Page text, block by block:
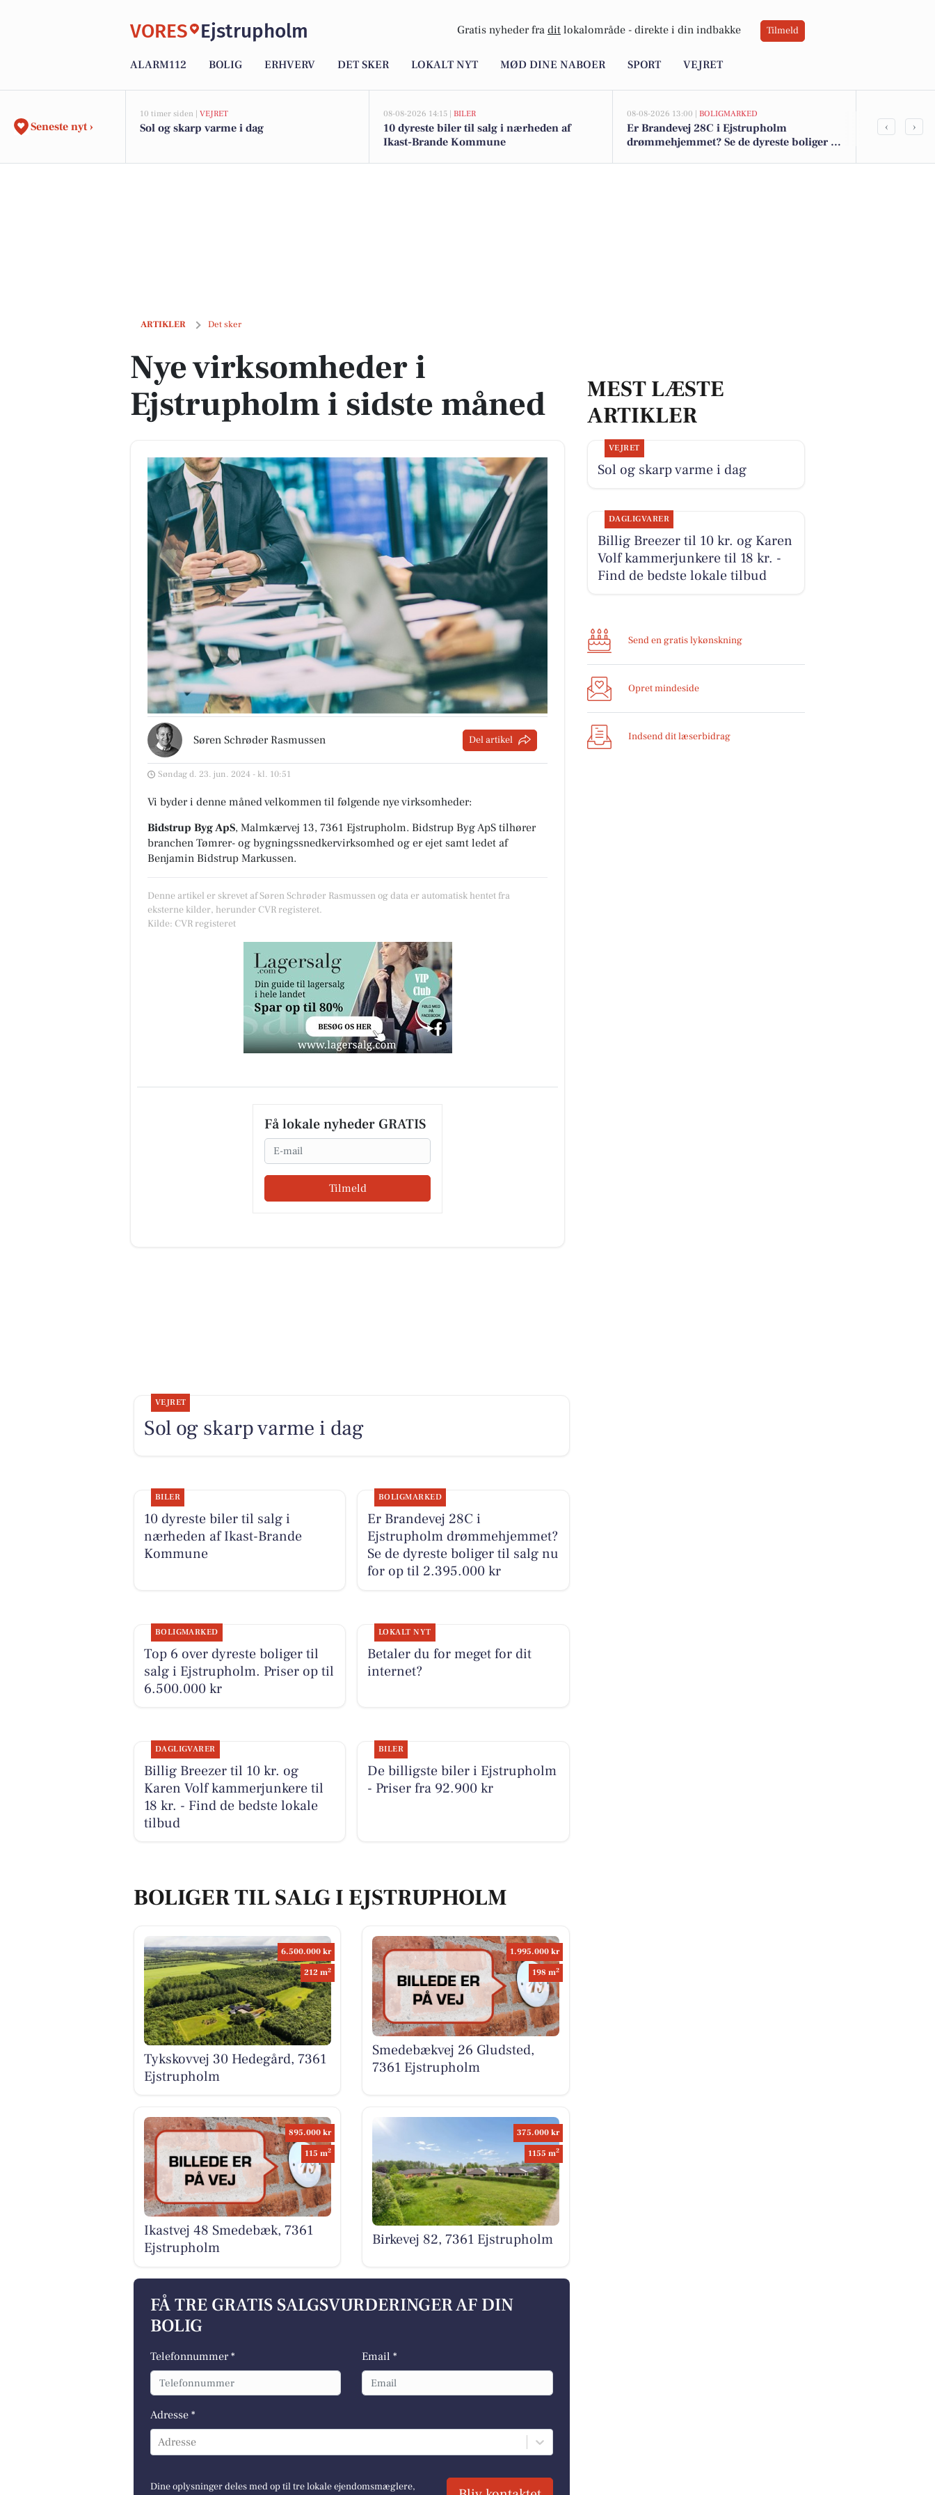
VORES Ejstrupholm Gratis nyheder fra dit lokalområde - direkte i din indbakke Tilmeld
ALARM112 BOLIG ERHVERV DET SKER LOKALT NYT MØD DINE NABOER SPORT VEJRET
Seneste nyt ›
10 timer siden | VEJRET
Sol og skarp varme i dag
08-08-2026 14:15 | BILER
10 dyreste biler til salg i nærheden af
Ikast-Brande Kommune
08-08-2026 13:00 | BOLIGMARKED
Er Brandevej 28C i Ejstrupholm
drømmehjemmet? Se de dyreste boliger til
Top 6 over
‹ ›
ARTIKLER Det sker
Nye virksomheder i Ejstrupholm i sidste måned
Nye virksomheder i
Ejstrupholm i sidste måned
Søren Schrøder Rasmussen Del artikel
Søndag d. 23. jun. 2024 - kl. 10:51
Vi byder i denne måned velkommen til følgende nye virksomheder:
Bidstrup Byg ApS, Malmkærvej 13, 7361 Ejstrupholm. Bidstrup Byg ApS tilhører
branchen Tømrer- og bygningssnedkervirksomhed og er ejet samt ledet af
Benjamin Bidstrup Markussen.
Denne artikel er skrevet af Søren Schrøder Rasmussen og data er automatisk hentet fra
eksterne kilder, herunder CVR registeret.
Kilde: CVR registeret
Få lokale nyheder GRATIS
Email
Tilmeld
MEST LÆSTE
ARTIKLER
VEJRET
Sol og skarp varme i dag
DAGLIGVARER
Billig Breezer til 10 kr. og Karen
Volf kammerjunkere til 18 kr. -
Find de bedste lokale tilbud
Send en gratis lykønskning
Opret mindeside
Indsend dit læserbidrag
VEJRET
Sol og skarp varme i dag
BILER
10 dyreste biler til salg i
nærheden af Ikast-Brande
Kommune
BOLIGMARKED
Er Brandevej 28C i
Ejstrupholm drømmehjemmet?
Se de dyreste boliger til salg nu
for op til 2.395.000 kr
BOLIGMARKED
Top 6 over dyreste boliger til
salg i Ejstrupholm. Priser op til
6.500.000 kr
LOKALT NYT
Betaler du for meget for dit
internet?
DAGLIGVARER
Billig Breezer til 10 kr. og
Karen Volf kammerjunkere til
18 kr. - Find de bedste lokale
tilbud
BILER
De billigste biler i Ejstrupholm
- Priser fra 92.900 kr
BOLIGER TIL SALG I EJSTRUPHOLM
6.500.000 kr
212 m2
Tykskovvej 30 Hedegård, 7361
Ejstrupholm
1.995.000 kr
198 m2
Smedebækvej 26 Gludsted,
7361 Ejstrupholm
895.000 kr
115 m2
Ikastvej 48 Smedebæk, 7361
Ejstrupholm
375.000 kr
1155 m2
Birkevej 82, 7361 Ejstrupholm
FÅ TRE GRATIS SALGSVURDERINGER AF DIN
BOLIG
Telefonnummer * Email *
Adresse *
Adresse
Dine oplysninger deles med op til tre lokale ejendomsmæglere,